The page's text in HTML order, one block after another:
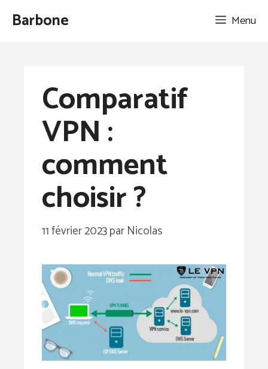
AllerBarbone Menu
Comparatif
VPN :
comment
choisir ?
11 février 2023parNicolas